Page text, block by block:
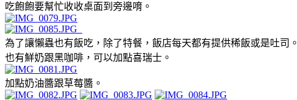
吃飽飽要幫忙收收桌面到旁邊唷。
為了讓懶蟲也有飯吃，除了特餐，飯店每天都有提供稀飯或是吐司。
也有鮮奶跟黑咖啡，可以加點喜瑞士。
加點奶油醬跟草莓醬。